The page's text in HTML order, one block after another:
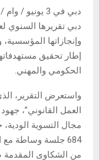
دبي في 3
وإنجازاتها المؤسسية،
إطار تحقيق
الحكومي والمهني.
واستعرض التقرير،
العمل القانوني”،
مجال التسوية
684 جلسة وساطة